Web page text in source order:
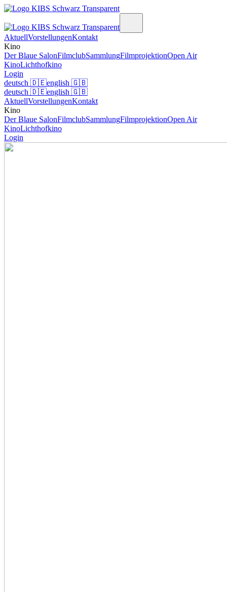
AktuellVorstellungenKontakt
Kino
Der Blaue SalonFilmclubSammlungFilmprojektionOpen Air
KinoLichthofkino
Login
deutsch 🇩🇪english 🇬🇧
deutsch 🇩🇪english 🇬🇧
AktuellVorstellungenKontakt
Kino
Der Blaue SalonFilmclubSammlungFilmprojektionOpen Air
KinoLichthofkino
Login